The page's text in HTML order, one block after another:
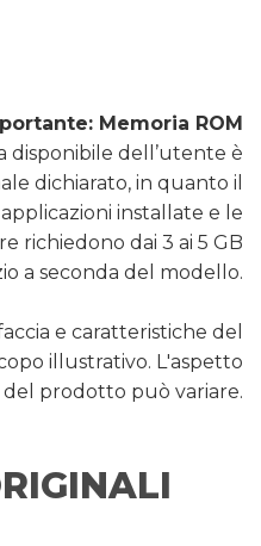
Memoria ROM
disponibile dell’utente è
dichiarato, in quanto il
installate e le
richiedono dai 3 ai 5 GB
a seconda del modello.
e caratteristiche del
illustrativo. L'aspetto
del prodotto può variare.